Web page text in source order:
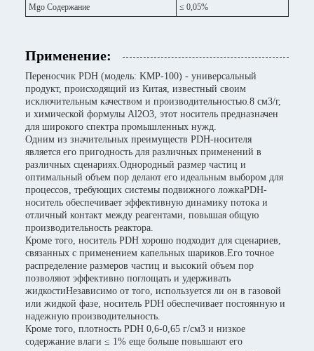
Mgo Содержание ≤ 0,05%
Применение:
Переносчик PDH (модель: KMP-100) - универсальный
продукт, происходящий из Китая, известный своим
исключительным качеством и производительностью.8 см3/г,
и химической формулы Al2O3, этот носитель предназначен
для широкого спектра промышленных нужд.
Одним из значительных преимуществ PDH-носителя
является его пригодность для различных применений в
различных сценариях.Однородный размер частиц и
оптимальный объем пор делают его идеальным выбором для
процессов, требующих системы подвижного ложкаPDH-
носитель обеспечивает эффективную динамику потока и
отличный контакт между реагентами, повышая общую
производительность реактора.
Кроме того, носитель PDH хорошо подходит для сценариев,
связанных с применением капельных шариков.Его точное
распределение размеров частиц и высокий объем пор
позволяют эффективно поглощать и удерживать
жидкостиНезависимо от того, используется ли он в газовой
или жидкой фазе, носитель PDH обеспечивает постоянную и
надежную производительность.
Кроме того, плотность PDH 0,6-0,65 г/см3 и низкое
содержание влаги ≤ 1% еще больше повышают его